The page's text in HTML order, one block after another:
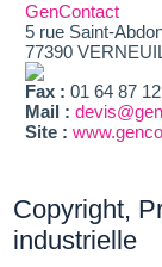
GenContact
5 rue Saint-
77390
Fax : 01 64 87
Mail :
Site :
Copyright,
industrielle